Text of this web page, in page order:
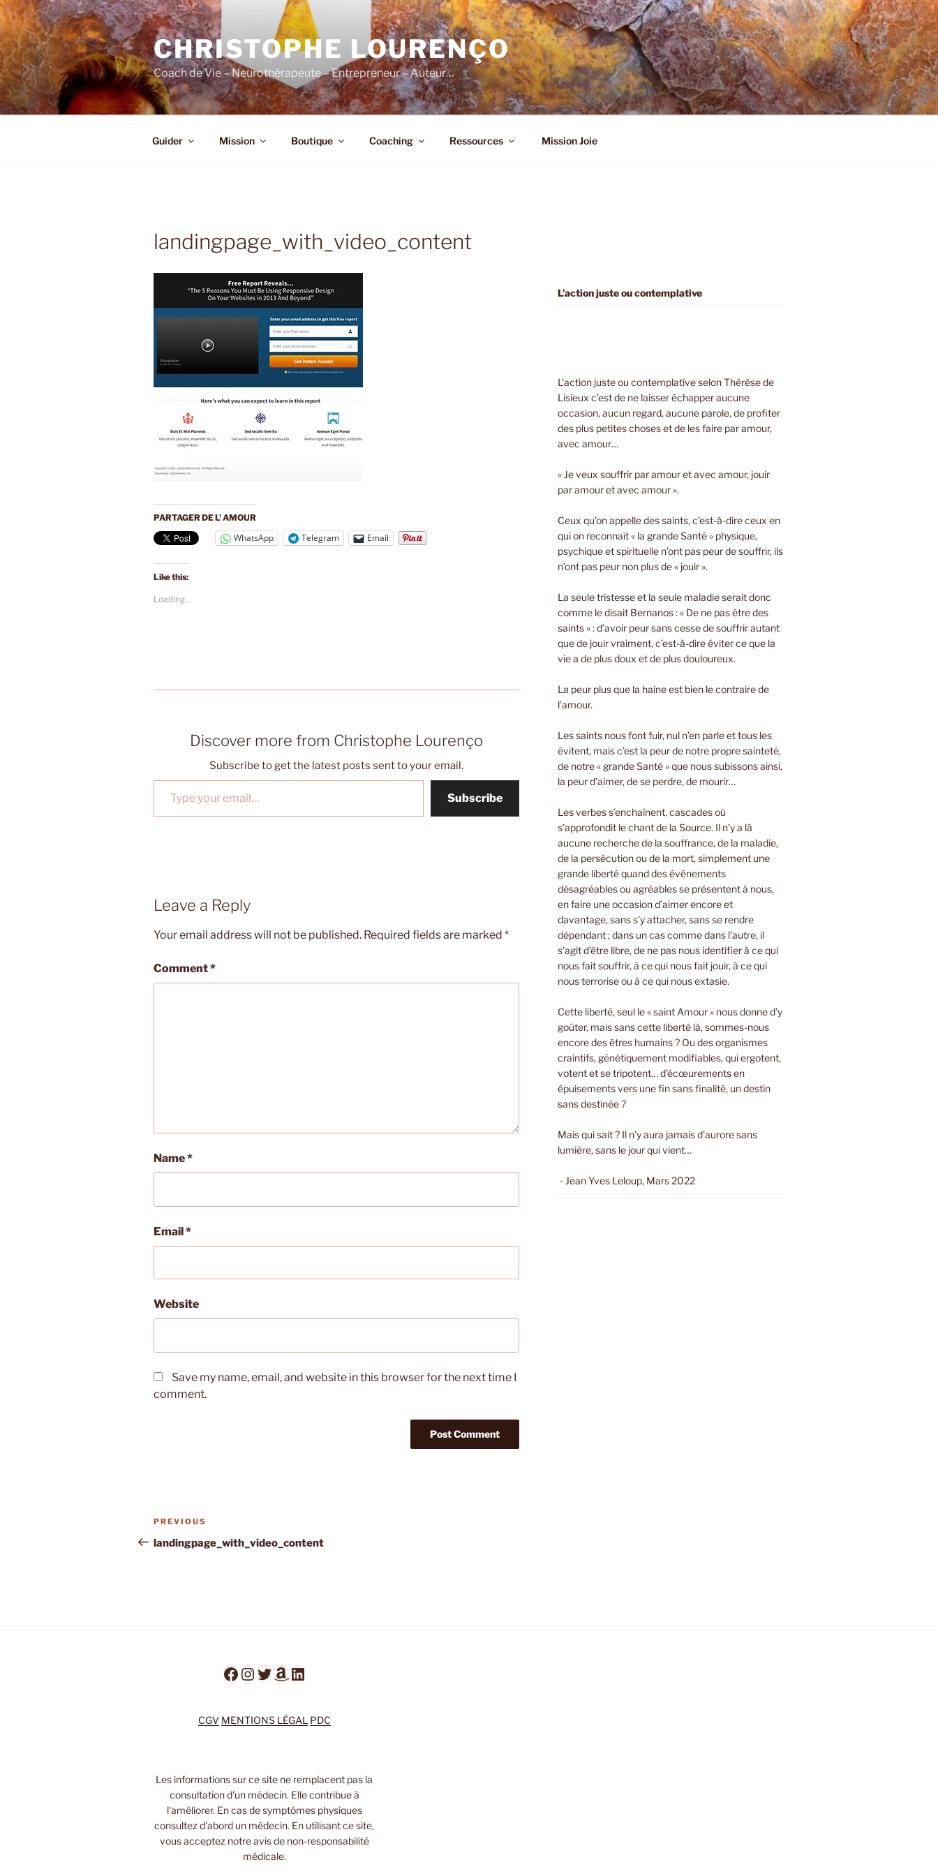
Skip
to
content
CHRISTOPHE LOURENÇO
Coach de Vie – Neurothérapeute – Entrepreneur – Auteur…
Guider Mission Boutique Coaching Ressources Mission Joie
landingpage_with_video_content
PARTAGER DE L' AMOUR
WhatsApp Telegram Email
Like this:
Loading...
Discover more from Christophe Lourenço
Subscribe to get the latest posts sent to your email.
Type your email…
Subscribe
Leave a Reply
Your email address will not be published. Required fields are marked *
Comment*
Name*
Email*
Website
Save my name, email, and website in this browser for the next time I
comment.
Post
navigation
Previous
Post
PREVIOUS
landingpage_with_video_content
L’action juste ou contemplative
L’action juste ou contemplative selon Thérèse de
Lisieux c’est de ne laisser échapper aucune
occasion, aucun regard, aucune parole, de profiter
des plus petites choses et de les faire par amour,
avec amour…
« Je veux souffrir par amour et avec amour, jouir
par amour et avec amour ».
Ceux qu’on appelle des saints, c’est-à-dire ceux en
qui on reconnaît « la grande Santé » physique,
psychique et spirituelle n’ont pas peur de souffrir, ils
n’ont pas peur non plus de « jouir ».
La seule tristesse et la seule maladie serait donc
comme le disait Bernanos : « De ne pas être des
saints » : d’avoir peur sans cesse de souffrir autant
que de jouir vraiment, c’est-à-dire éviter ce que la
vie a de plus doux et de plus douloureux.
La peur plus que la haine est bien le contraire de
l’amour.
Les saints nous font fuir, nul n’en parle et tous les
évitent, mais c’est la peur de notre propre sainteté,
de notre « grande Santé » que nous subissons ainsi,
la peur d’aimer, de se perdre, de mourir…
Les verbes s’enchaînent, cascades où
s’approfondit le chant de la Source. Il n’y a là
aucune recherche de la souffrance, de la maladie,
de la persécution ou de la mort, simplement une
grande liberté quand des évènements
désagréables ou agréables se présentent à nous,
en faire une occasion d’aimer encore et
davantage, sans s’y attacher, sans se rendre
dépendant ; dans un cas comme dans l’autre, il
s’agit d’être libre, de ne pas nous identifier à ce qui
nous fait souffrir, à ce qui nous fait jouir, à ce qui
nous terrorise ou à ce qui nous extasie.
Cette liberté, seul le « saint Amour » nous donne d’y
goûter, mais sans cette liberté là, sommes-nous
encore des êtres humains ? Ou des organismes
craintifs, génétiquement modifiables, qui ergotent,
votent et se tripotent… d’écœurements en
épuisements vers une fin sans finalité, un destin
sans destinée ?
Mais qui sait ? Il n’y aura jamais d’aurore sans
lumière, sans le jour qui vient…
- Jean Yves Leloup, Mars 2022
Facebook
Instagram
Twitter
Amazon
LinkedIn
CGV MENTIONS LÉGAL PDC
Les informations sur ce site ne remplacent pas la
consultation d'un médecin. Elle contribue à
l'améliorer. En cas de symptômes physiques
consultez d'abord un médecin. En utilisant ce site,
vous acceptez notre avis de non-responsabilité
médicale.